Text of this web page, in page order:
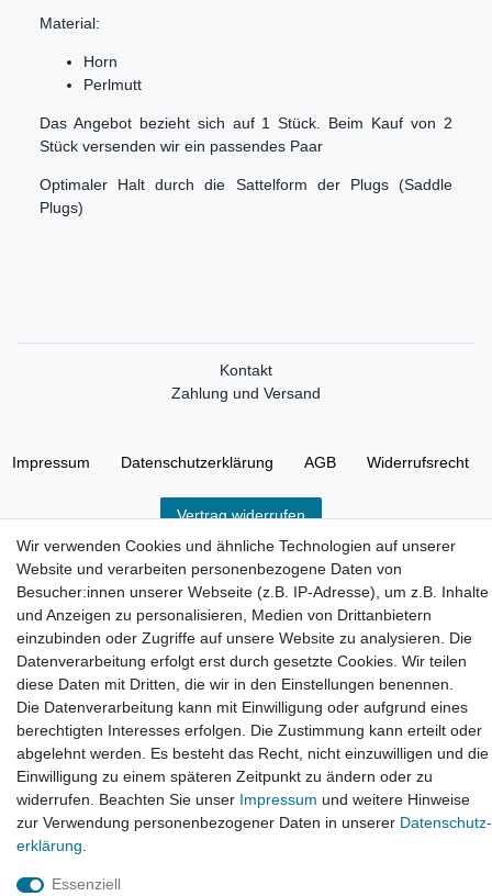
Material:
Horn
Perlmutt
Das Angebot bezieht sich auf 1 Stück. Beim Kauf von 2
Stück versenden wir ein passendes Paar
Optimaler Halt durch die Sattelform der Plugs (Saddle
Plugs)
Kontakt
Zahlung und Versand
Impressum Daten­schutz­erklärung AGB Widerrufs­recht
Vertrag widerrufen
Hatte etwas bestellt was fehlerhaft versendet
wurde. Mein Anliegen habe ich mitgeteilt und sofort
Er...
Datum der Veröffentlichung: 17.07.2026
Datum der Kauferfahrung: 10.07.2026
Wir verwenden Cookies und ähnliche Technologien auf unserer
Website und verarbeiten personenbezogene Daten von
Besucher:innen unserer Webseite (z.B. IP-Adresse), um z.B. Inhalte
und Anzeigen zu personalisieren, Medien von Drittanbietern
einzubinden oder Zugriffe auf unsere Website zu analysieren. Die
Datenverarbeitung erfolgt erst durch gesetzte Cookies. Wir teilen
diese Daten mit Dritten, die wir in den Einstellungen benennen.
Die Datenverarbeitung kann mit Einwilligung oder aufgrund eines
berechtigten Interesses erfolgen. Die Zustimmung kann erteilt oder
abgelehnt werden. Es besteht das Recht, nicht einzuwilligen und die
Einwilligung zu einem späteren Zeitpunkt zu ändern oder zu
widerrufen. Beachten Sie unser Impressum und weitere Hinweise
zur Verwendung personenbezogener Daten in unserer Daten­schutz­
erklärung
Essenziell